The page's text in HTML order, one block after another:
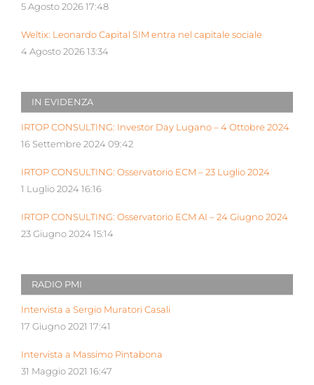
5 Agosto 2026 17:48
Weltix: Leonardo Capital SIM entra nel capitale sociale
4 Agosto 2026 13:34
IN EVIDENZA
IRTOP CONSULTING: Investor Day Lugano – 4 Ottobre 2024
16 Settembre 2024 09:42
IRTOP CONSULTING: Osservatorio ECM – 23 Luglio 2024
1 Luglio 2024 16:16
IRTOP CONSULTING: Osservatorio ECM AI – 24 Giugno 2024
23 Giugno 2024 15:14
RADIO PMI
Intervista a Sergio Muratori Casali
17 Giugno 2021 17:41
Intervista a Massimo Pintabona
31 Maggio 2021 16:47